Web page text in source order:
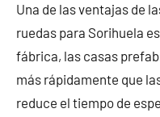
Una de las ventajas de
ruedas para Sorihuela
fábrica, las casas
más rápidamente que
reduce el tiempo de